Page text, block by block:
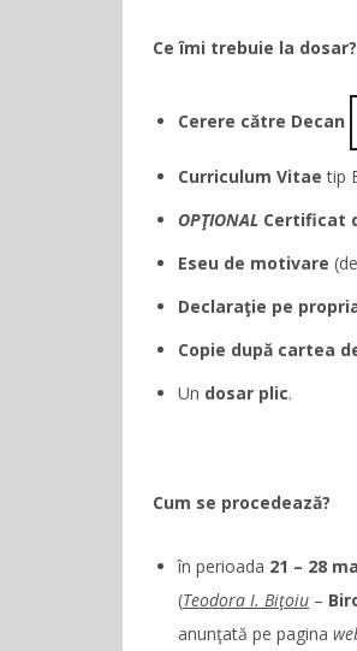
Ce îmi trebuie la dosar?
Cerere către Decan
Curriculum Vitae tip
OPŢIONAL Certificat
Eseu de motivare
Declaraţie pe
Copie după cartea
Un dosar plic.
Cum se procedează?
în perioada 21 – 28
(Teodora I. Biţoiu –
anunţată pe pagina